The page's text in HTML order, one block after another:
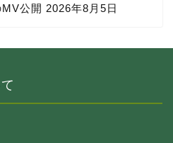
公開 2026年8月5日